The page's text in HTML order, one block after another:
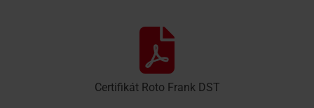
Certifikát Roto Frank DST